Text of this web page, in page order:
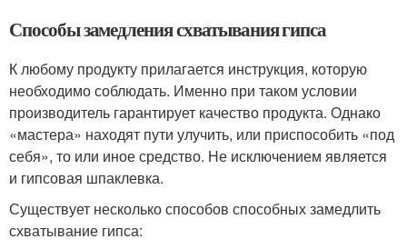
Способы замедления схватывания гипса
К любому продукту прилагается инструкция, которую
необходимо соблюдать. Именно при таком условии
производитель гарантирует качество продукта. Однако
«мастера» находят пути улучить, или приспособить «под
себя», то или иное средство. Не исключением является
и гипсовая шпаклевка.
Существует несколько способов способных замедлить
схватывание гипса: